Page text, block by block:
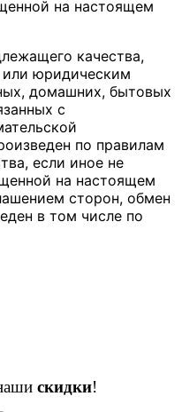
на настоящем
качества,
или юридическим
домашних, бытовых
с
по правилам
если иное не
на настоящем
сторон, обмен
в том числе по
скидки!